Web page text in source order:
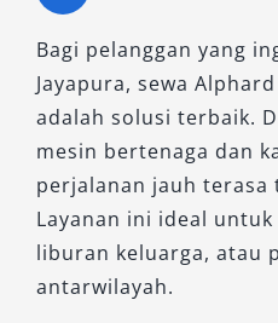
Sebagai tipe terbaru,
Electric Vehicle)
antara performa tinggi
lingkungan. Teknologi
menghasilkan
bahan bakar yang
memilih varian ini
premium karena
Bagi pelanggan yang
Jayapura, sewa
adalah solusi terbaik.
mesin bertenaga dan
perjalanan jauh terasa
Layanan ini ideal
liburan keluarga, atau
antarwilayah.